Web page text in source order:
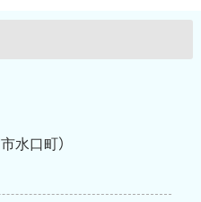
水口町）